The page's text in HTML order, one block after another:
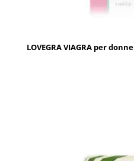
LOVEGRA VIAGRA per donne